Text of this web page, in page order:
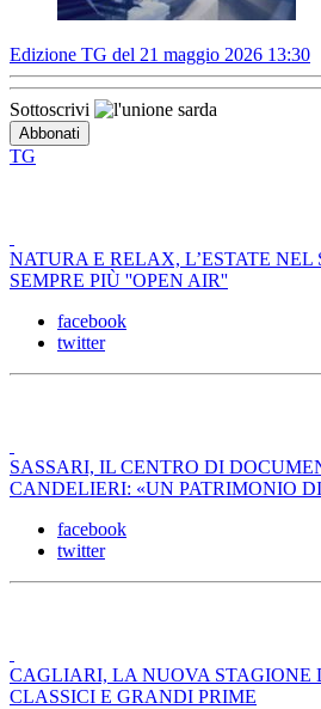
Edizione TG del 21 maggio 2026 13:30
Sottoscrivi
TG
NATURA E RELAX, L’ESTATE NEL
SEMPRE PIÙ ''OPEN AIR''
facebook
twitter
SASSARI, IL CENTRO DI
CANDELIERI: «UN PATRIMONIO
facebook
twitter
CAGLIARI, LA NUOVA STAGIONE
CLASSICI E GRANDI PRIME